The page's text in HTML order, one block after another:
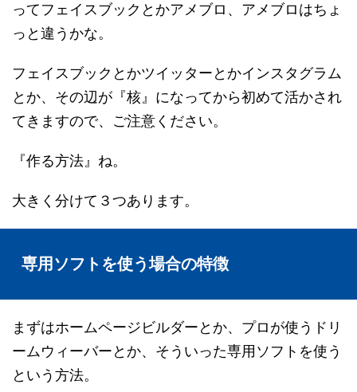
ってフェイスブックとかアメブロ、アメブロはちょ
っと違うかな。
フェイスブックとかツイッターとかインスタグラム
とか、その辺が『核』になってから初めて活かされ
てきますので、ご注意ください。
『作る方法』ね。
大きく分けて３つあります。
専用ソフトを使う場合の特徴
まずはホームページビルダーとか、プロが使うドリ
ームウィーバーとか、そういった専用ソフトを使う
という方法。